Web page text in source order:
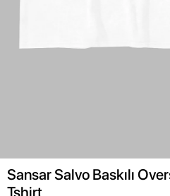
Sansar Salvo Baskılı
Tshirt